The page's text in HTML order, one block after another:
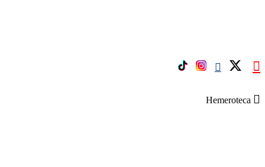
Hemeroteca